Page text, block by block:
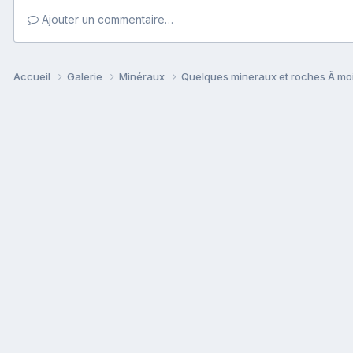
Ajouter un commentaire…
Accueil Galerie Minéraux Quelques mineraux et roches Ã